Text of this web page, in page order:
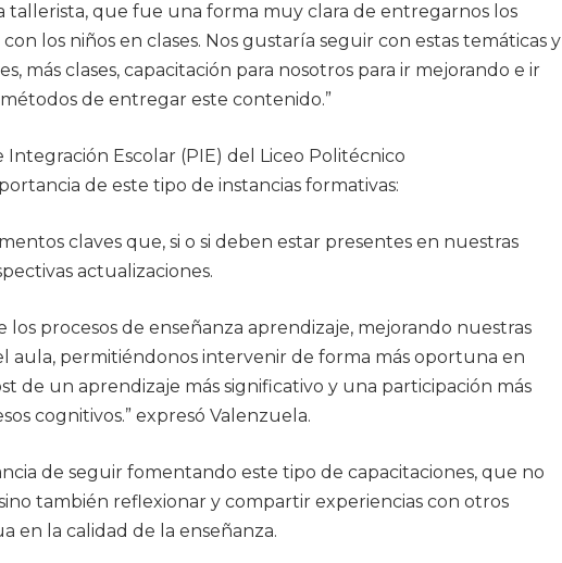
tallerista, que fue una forma muy clara de entregarnos los
los niños en clases. Nos gustaría seguir con estas temáticas y
más clases, capacitación para nosotros para ir mejorando e ir
de entregar este contenido.”
Escolar (PIE) del Liceo Politécnico
de este tipo de instancias formativas:
claves que, si o si deben estar presentes en nuestras
actualizaciones.
procesos de enseñanza aprendizaje, mejorando nuestras
aula, permitiéndonos intervenir de forma más oportuna en
de un aprendizaje más significativo y una participación más
cognitivos.” expresó Valenzuela.
de seguir fomentando este tipo de capacitaciones, que no
también reflexionar y compartir experiencias con otros
en la calidad de la enseñanza.